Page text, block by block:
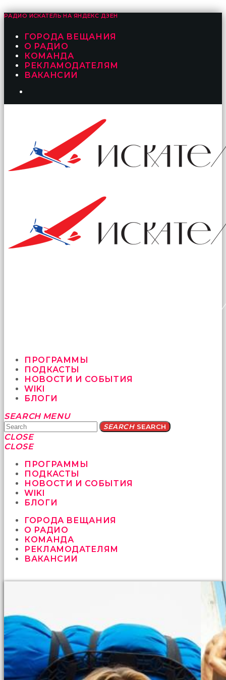
РАДИО ИСКАТЕЛЬ НА ЯНДЕКС ДЗЕН
ГОРОДА ВЕЩАНИЯ
О РАДИО
КОМАНДА
РЕКЛАМОДАТЕЛЯМ
ВАКАНСИИ
ПРОГРАММЫ
ПОДКАСТЫ
НОВОСТИ И СОБЫТИЯ
WIKI
БЛОГИ
Yatağa
bile
geçmeye
fırsat
sikici
kocalar
güzel
karıları
öttürüyor
sex
hikayeleri
kızların
altyazılı
porno
İki
yakın
arkadaş
sikiş
sonu
SEARCH MENU
SEARCHSEARCH
CLOSE
CLOSE
ПРОГРАММЫ
ПОДКАСТЫ
НОВОСТИ И СОБЫТИЯ
WIKI
БЛОГИ
ГОРОДА ВЕЩАНИЯ
О РАДИО
КОМАНДА
РЕКЛАМОДАТЕЛЯМ
ВАКАНСИИ